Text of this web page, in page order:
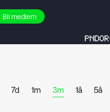
Bli medlem
PNDOR-
7d 1m 3m 1å 5å